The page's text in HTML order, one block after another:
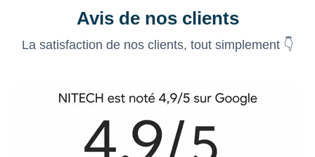
Avis de nos clients
La satisfaction de nos clients, tout simplement 👇